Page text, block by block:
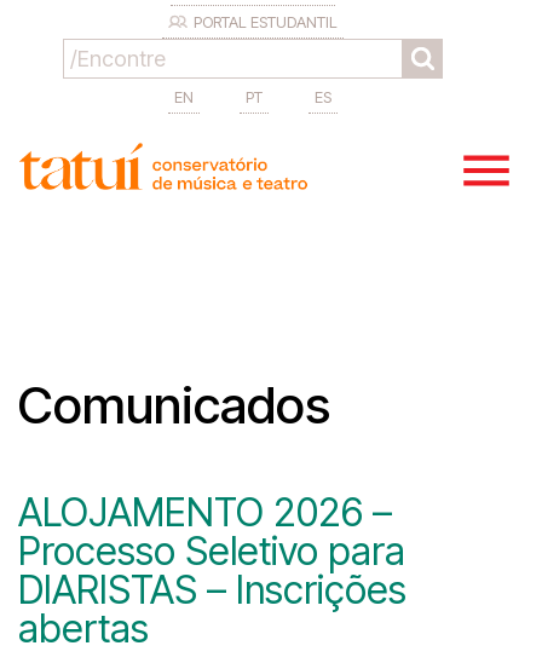
PORTAL ESTUDANTIL
EN PT ES
Comunicados
ALOJAMENTO 2026 –
Processo Seletivo para
DIARISTAS – Inscrições
abertas